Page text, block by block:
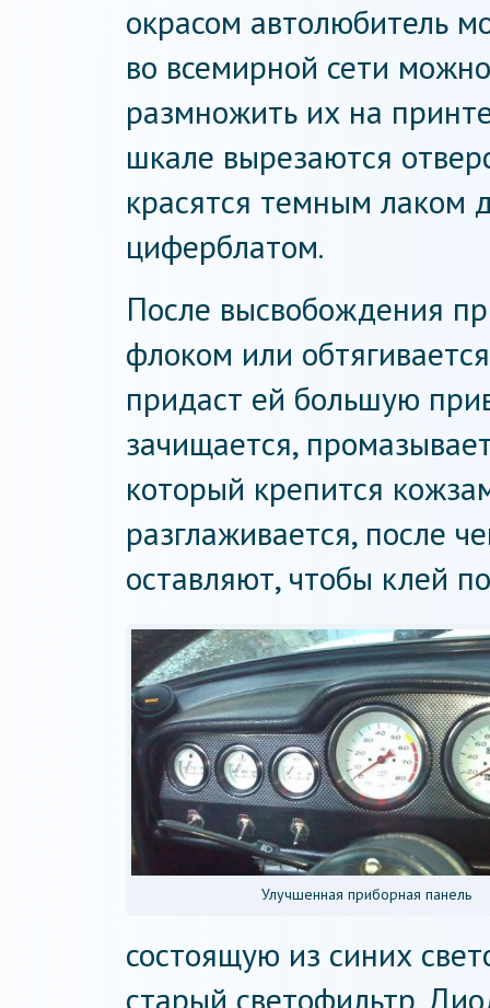
окрасом автолюбитель
во всемирной сети
размножить их на
шкале вырезаются
красятся темным лаком
циферблатом.
После высвобождения
флоком или
придаст ей большую
зачищается,
который крепится
разглаживается, после
оставляют, чтобы клей
Улучшенная приборная панель
состоящую из синих
старый светофильтр.